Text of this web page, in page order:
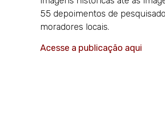
55 depoimentos de
moradores locais.
Acesse a publicação aqui